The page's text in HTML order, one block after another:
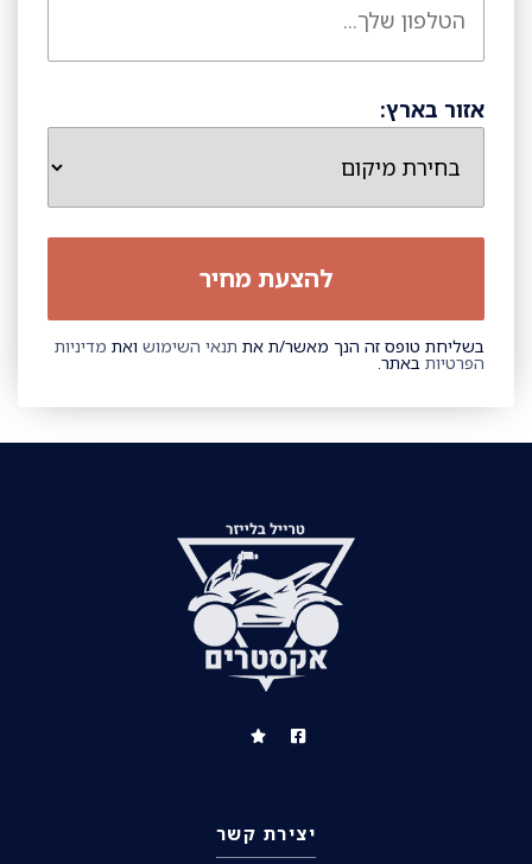
אזור בארץ:
בשליחת טופס זה הנך מאשר/ת את תנאי השימוש ואת מדיניות
הפרטיות באתר.
יצירת קשר